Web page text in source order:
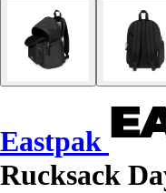
Eastpak
Rucksack